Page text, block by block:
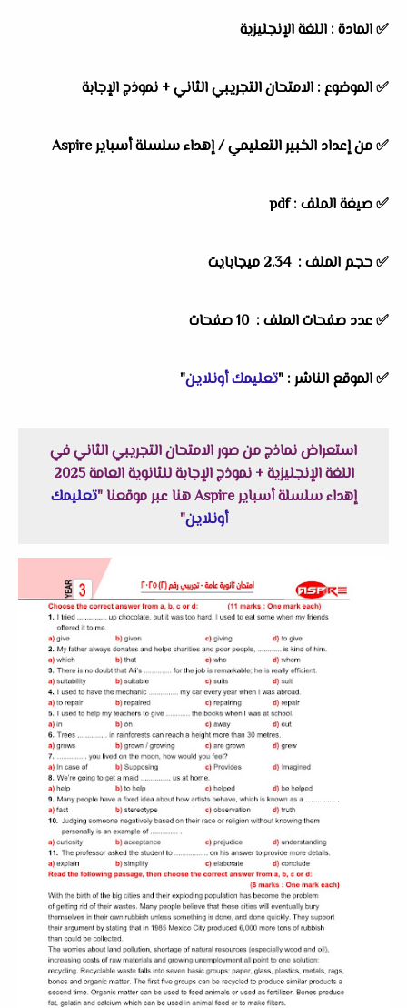
✅المادة : اللغة الإنجليزية
✅الموضوع : الامتحان التجريبي الثاني + نموذج الإجابة
✅من إعداد الخبير التعليمي /إهداء سلسلة أسباير Aspire
✅ صيغة الملف : pdf
✅ حجم الملف : 2.34 ميجابايت
✅ عدد صفحات الملف : 10 صفحات
✅الموقع الناشر : "تعليمك أونلاين"
استعراض نماذج من صور الامتحان التجريبي الثاني في
اللغة الإنجليزية + نموذج الإجابة للثانوية العامة 2025
إهداء سلسلة أسباير Aspire هنا عبر موقعنا "
تعليمك
أونلاين"